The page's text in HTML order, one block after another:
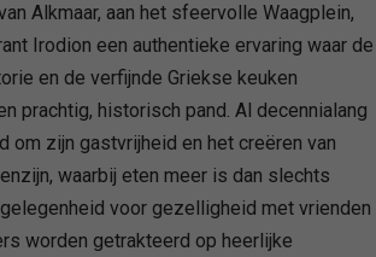
Alkmaar, aan het sfeervolle Waagplein,
Irodion een authentieke ervaring waar de
en de verfijnde Griekse keuken
prachtig, historisch pand. Al decennialang
om zijn gastvrijheid en het creëren van
waarbij eten meer is dan slechts
voor gezelligheid met vrienden
worden getrakteerd op heerlijke